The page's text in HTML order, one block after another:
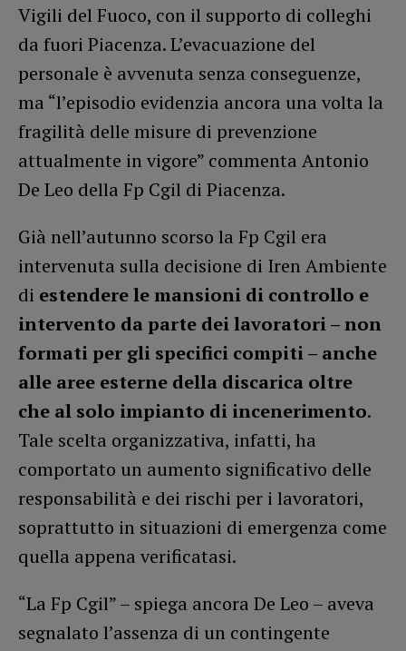
Vigili del Fuoco, con il supporto di colleghi
da fuori Piacenza. L’evacuazione del
personale è avvenuta senza conseguenze,
ma “l’episodio evidenzia ancora una volta la
fragilità delle misure di prevenzione
attualmente in vigore” commenta Antonio
De Leo della Fp Cgil di Piacenza.
Già nell’autunno scorso la Fp Cgil era
intervenuta sulla decisione di Iren Ambiente
di estendere le mansioni di controllo e
intervento da parte dei lavoratori – non
formati per gli specifici compiti – anche
alle aree esterne della discarica oltre
che al solo impianto di incenerimento.
Tale scelta organizzativa, infatti, ha
comportato un aumento significativo delle
responsabilità e dei rischi per i lavoratori,
soprattutto in situazioni di emergenza come
quella appena verificatasi.
“La Fp Cgil” – spiega ancora De Leo – aveva
segnalato l’assenza di un contingente